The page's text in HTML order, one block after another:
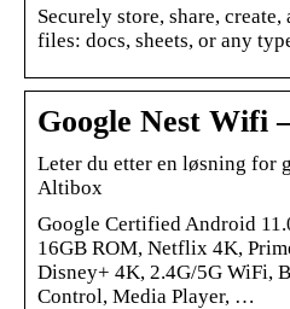
Securely store, share,
files: docs, sheets, or any
Google Nest Wifi
Leter du etter en løsning for
Altibox
Google Certified Android
16GB ROM, Netflix 4K,
Disney+ 4K, 2.4G/5G WiFi,
Control, Media Player, …